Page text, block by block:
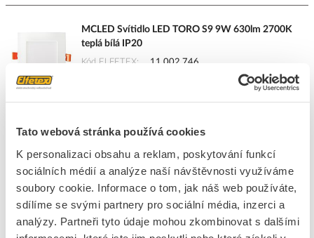
Tato webová stránka používá cookies
K personalizaci obsahu a reklam, poskytování funkcí
sociálních médií a analýze naší návštěvnosti využíváme
soubory cookie. Informace o tom, jak náš web používáte,
sdílíme se svými partnery pro sociální média, inzerci a
analýzy. Partneři tyto údaje mohou zkombinovat s dalšími
MCLED Svítidlo LED TORO S9 9W 630lm 2700K
teplá bílá IP20
Kód ELFETEX
11.002.746
Značka
MCLED
ks do košíku